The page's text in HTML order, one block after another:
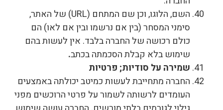
השם, הלוגו, וכן שם המתחם (URL) של האתר,
סימני המסחר (בין אם נרשמו ובין אם לאו) הם
כולם רכושה של החברה בלבד. אין לעשות בהם
שימוש בלא קבלת הסכמתה בכתב.
שמירה על סודיות; פרטיות
החברה מתחייבת לעשות כמיטב יכולתה באמצעים
העומדים לרשותה לשמור על פרטי הרוכשים מפני